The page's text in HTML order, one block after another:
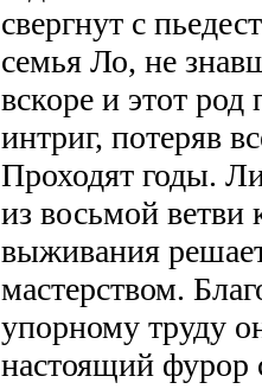
свергнут с
семья Ло, не
вскоре и этот
интриг, потеряв
Проходят годы.
из восьмой ветви
выживания
мастерством.
упорному труду
настоящий фурор